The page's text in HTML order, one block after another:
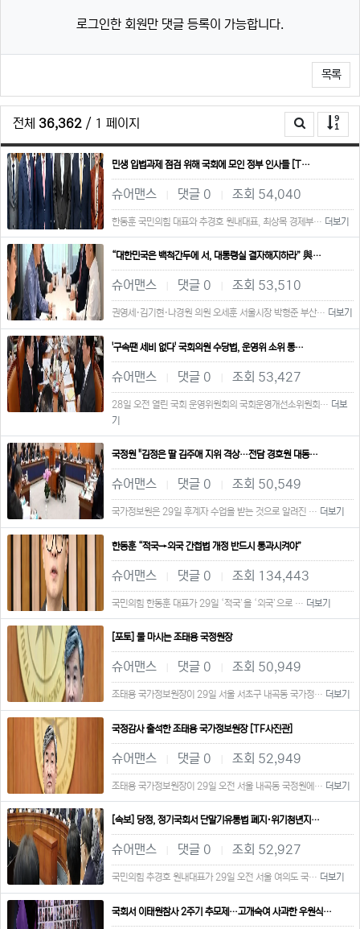
로그인한 회원만 댓글 등록이 가능합니다.
목록
전체 36,362 / 1 페이지
민생 입법과제 점검 위해 국회에 모인 정부 인사들 [T…
슈어맨스 댓글 0 조회 54,040
한동훈 국민의힘 대표와 추경호 원내대표, 최상목 경제부… 더보기
“대한민국은 백척간두에 서, 대통령실 결자해지하라” 與…
슈어맨스 댓글 0 조회 53,510
권영세·김기현·나경원 의원 오세훈 서울시장 박형준 부산… 더보기
'구속땐 세비 없다' 국회의원 수당법, 운영위 소위 통…
슈어맨스 댓글 0 조회 53,427
28일 오전 열린 국회 운영위원회의 국회운영개선소위원회… 더보
기
국정원 "김정은 딸 김주애 지위 격상…전담 경호원 대동…
슈어맨스 댓글 0 조회 50,549
국가정보원은 29일 후계자 수업을 받는 것으로 알려진 … 더보기
한동훈 “적국→외국 간첩법 개정 반드시 통과시켜야”
슈어맨스 댓글 0 조회 134,443
국민의힘 한동훈 대표가 29일 ‘적국’을 ‘외국’으로 … 더보기
[포토] 물 마시는 조태용 국정원장
슈어맨스 댓글 0 조회 50,949
조태용 국가정보원장이 29일 서울 서초구 내곡동 국가정… 더보기
국정감사 출석한 조태용 국가정보원장 [TF사진관]
슈어맨스 댓글 0 조회 52,949
조태용 국가정보원장이 29일 오전 서울 내곡동 국정원에… 더보기
[속보] 당정, 정기국회서 단말기유통법 폐지·위기청년지…
슈어맨스 댓글 0 조회 52,927
국민의힘 추경호 원내대표가 29일 오전 서울 여의도 국… 더보기
국회서 이태원참사 2주기 추모제…고개숙여 사과한 우원식…